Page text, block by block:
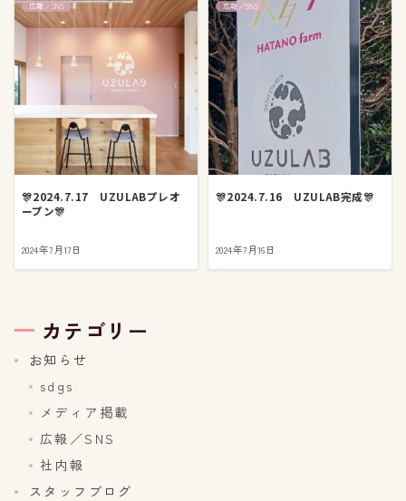
広報／SNS
🎊2024.7.17 UZULABプレオ
ープン🎊
2024年7月17日
広報／SNS
🎊2024.7.16 UZULAB完成🎊
2024年7月16日
カテゴリー
お知らせ
sdgs
メディア掲載
広報／SNS
社内報
スタッフブログ